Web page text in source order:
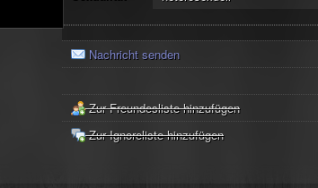
Nachricht senden
Zur Freundesliste hinzufügen
Zur Ignoreliste hinzufügen